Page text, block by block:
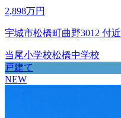
2,898万円
宇城市松橋町曲野3012 付近
当尾小学校松橋中学校
戸建て
NEW